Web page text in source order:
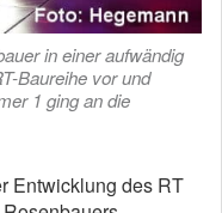
in einer aufwändig
Baureihe vor und
1 ging an die
Entwicklung des RT